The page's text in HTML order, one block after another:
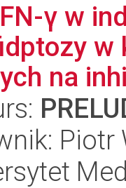
γ w
w
na
Piotr